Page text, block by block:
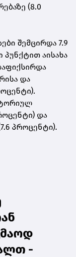
(8.0
შემცირდა 7.9
აისახა
და
და
პროცენტი).
-